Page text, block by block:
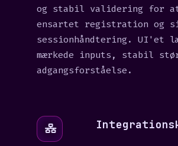
og stabil validering for
ensartet registration og
sessionhåndtering. UI'et
mærkede inputs, stabil
adgangsforståelse.